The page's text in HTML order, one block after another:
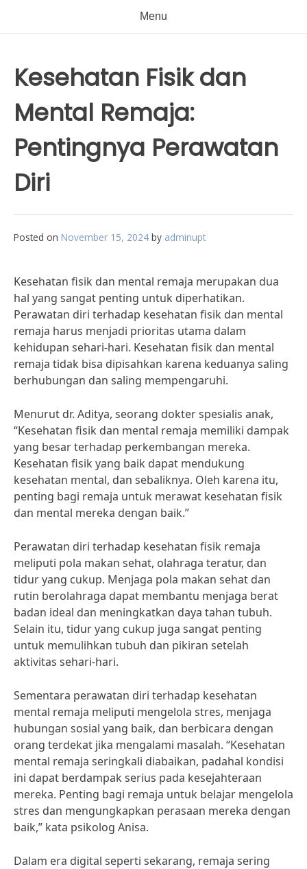
Menu
Kesehatan Fisik dan
Mental Remaja:
Pentingnya Perawatan
Diri
Posted on November 15, 2024 by adminupt
Kesehatan fisik dan mental remaja merupakan dua
hal yang sangat penting untuk diperhatikan.
Perawatan diri terhadap kesehatan fisik dan mental
remaja harus menjadi prioritas utama dalam
kehidupan sehari-hari. Kesehatan fisik dan mental
remaja tidak bisa dipisahkan karena keduanya saling
berhubungan dan saling mempengaruhi.
Menurut dr. Aditya, seorang dokter spesialis anak,
“Kesehatan fisik dan mental remaja memiliki dampak
yang besar terhadap perkembangan mereka.
Kesehatan fisik yang baik dapat mendukung
kesehatan mental, dan sebaliknya. Oleh karena itu,
penting bagi remaja untuk merawat kesehatan fisik
dan mental mereka dengan baik.”
Perawatan diri terhadap kesehatan fisik remaja
meliputi pola makan sehat, olahraga teratur, dan
tidur yang cukup. Menjaga pola makan sehat dan
rutin berolahraga dapat membantu menjaga berat
badan ideal dan meningkatkan daya tahan tubuh.
Selain itu, tidur yang cukup juga sangat penting
untuk memulihkan tubuh dan pikiran setelah
aktivitas sehari-hari.
Sementara perawatan diri terhadap kesehatan
mental remaja meliputi mengelola stres, menjaga
hubungan sosial yang baik, dan berbicara dengan
orang terdekat jika mengalami masalah. “Kesehatan
mental remaja seringkali diabaikan, padahal kondisi
ini dapat berdampak serius pada kesejahteraan
mereka. Penting bagi remaja untuk belajar mengelola
stres dan mengungkapkan perasaan mereka dengan
baik,” kata psikolog Anisa.
Dalam era digital seperti sekarang, remaja sering